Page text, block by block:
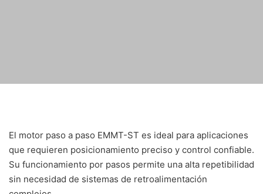
El motor paso a paso EMMT-ST es ideal para aplicaciones
que requieren posicionamiento preciso y control confiable.
Su funcionamiento por pasos permite una alta repetibilidad
sin necesidad de sistemas de retroalimentación